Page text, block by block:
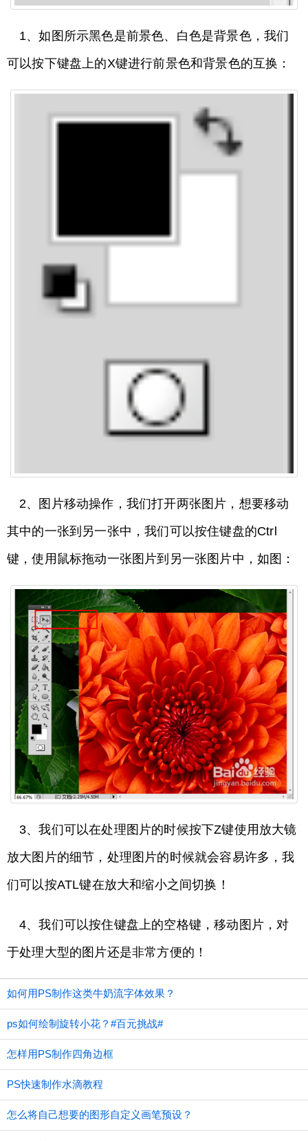
1、如图所示黑色是前景色、白色是背景色，我们
可以按下键盘上的X键进行前景色和背景色的互换：
2、图片移动操作，我们打开两张图片，想要移动
其中的一张到另一张中，我们可以按住键盘的Ctrl
键，使用鼠标拖动一张图片到另一张图片中，如图：
3、我们可以在处理图片的时候按下Z键使用放大镜
放大图片的细节，处理图片的时候就会容易许多，我
们可以按ATL键在放大和缩小之间切换！
4、我们可以按住键盘上的空格键，移动图片，对
于处理大型的图片还是非常方便的！
如何用PS制作这类牛奶流字体效果？
ps如何绘制旋转小花？#百元挑战#
怎样用PS制作四角边框
PS快速制作水滴教程
怎么将自己想要的图形自定义画笔预设？